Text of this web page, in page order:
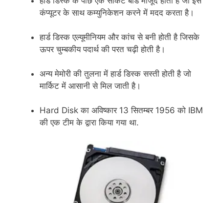
कंप्यूटर के साथ कम्युनिकेशन करने में मदद करता है।
हार्ड डिस्क एल्यूमीनियम और कांच से बनी होती है जिसके
ऊपर चुम्बकीय पदार्थ की परत चढ़ी होती है।
अन्य मेमोरी की तुलना में हार्ड डिस्क सस्ती होती है जो
मार्किट में आसानी से मिल जाती है।
Hard Disk का अविष्कार 13 सितम्बर 1956 को IBM
की एक टीम के द्वारा किया गया था.